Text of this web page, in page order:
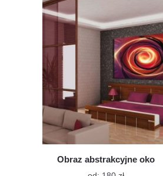
Opcje
można
wybrać
na
stronie
produktu
Obraz abstrakcyjne oko